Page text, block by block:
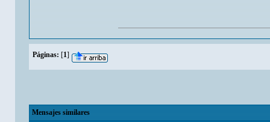
Páginas: [1]
Mensajes similares